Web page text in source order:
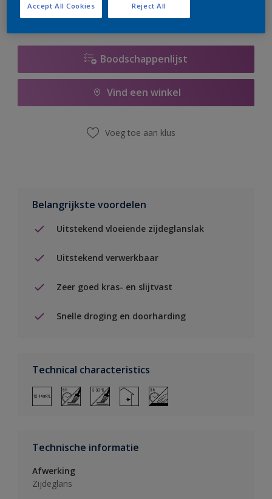
Boodschappenlijst
Vind een winkel
Voeg toe aan klus
Belangrijkste voordelen
Uitstekend vloeiende zijdeglanslak
Uitstekend verwerkbaar
Zeer goed kras- en slijtvast
Snelle droging en doorharding
Technical characteristics
Technische informatie
Afwerking
Zijdeglans
Reject All
Accept All Cookies